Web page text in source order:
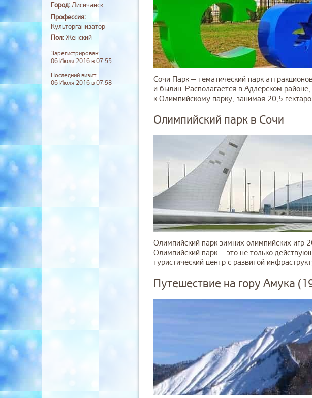
Город:Лисичанск
Профессия:
Культорганизатор
Пол:Женский
Зарегистрирован:
06 Июля 2016 в 07:55
Последний визит:
06 Июля 2016 в 07:58
Сочи Парк — тематический парк
и былин. Располагается в Адлерском
к Олимпийскому парку, занимая 20,5
Олимпийский парк в Сочи
Олимпийский парк зимних олимпийских игр
Олимпийский парк — это не только
туристический центр с развитой
Путешествие на гору Амука